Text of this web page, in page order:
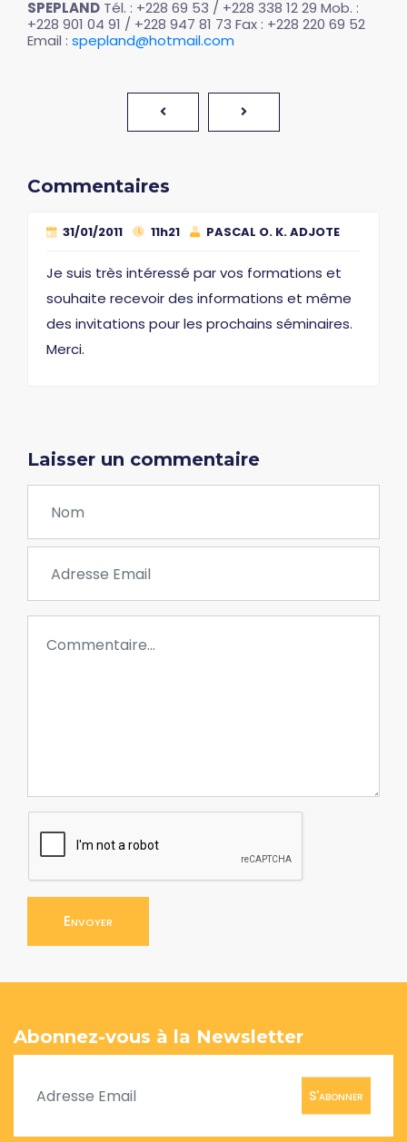
SPEPLAND Tél. : +228 69 53 / +228 338 12 29 Mob. :
+228 901 04 91 / +228 947 81 73 Fax : +228 220 69 52
Email : spepland@hotmail.com
Commentaires
31/01/2011 11h21 PASCAL O. K. ADJOTE
Je suis très intéressé par vos formations et
souhaite recevoir des informations et même
des invitations pour les prochains séminaires.
Merci.
Laisser un commentaire
Envoyer
Abonnez-vous à la Newsletter
S'abonner